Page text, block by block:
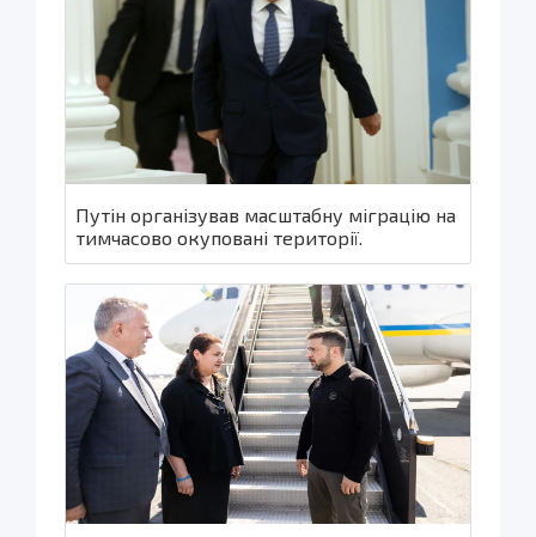
Путін організував масштабну міграцію на
тимчасово окуповані території.